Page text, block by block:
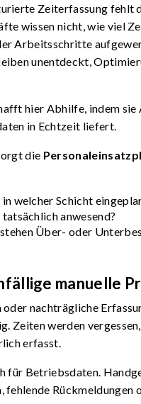
Zeiterfassung fehlt
wissen nicht, wie viel
Arbeitsschritte
unentdeckt,
hier Abhilfe, indem sie
in Echtzeit liefert.
die
welcher Schicht
anwesend?
Über- oder
manuelle
nachträgliche
Zeiten werden
erfasst.
für Betriebsdaten.
fehlende Rückmeldungen